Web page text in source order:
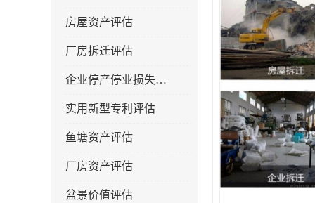
房屋资产评估
厂房拆迁评估
企业停产停业损失评估
实用新型专利评估
鱼塘资产评估
厂房资产评估
盆景价值评估